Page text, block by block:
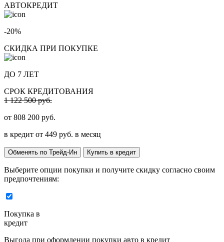
АВТОКРЕДИТ
-20%
СКИДКА ПРИ ПОКУПКЕ
ДО 7 ЛЕТ
СРОК КРЕДИТОВАНИЯ
1 122 500 руб.
от 808 200 руб.
в кредит от 449 руб. в месяц
Обменять по Трейд-Ин Купить в кредит
Выберите опции покупки и получите скидку согласно своим
предпочтениям:
Покупка в
кредит
Выгода при оформлении покупки авто в кредит